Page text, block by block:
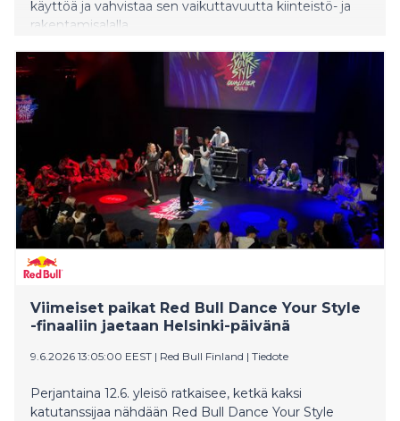
käyttöä ja vahvistaa sen vaikuttavuutta kiinteistö- ja
rakentamisalalla.
Viimeiset paikat Red Bull Dance Your Style
-finaaliin jaetaan Helsinki-päivänä
9.6.2026 13:05:00 EEST | Red Bull Finland | Tiedote
Perjantaina 12.6. yleisö ratkaisee, ketkä kaksi
katutanssijaa nähdään Red Bull Dance Your Style